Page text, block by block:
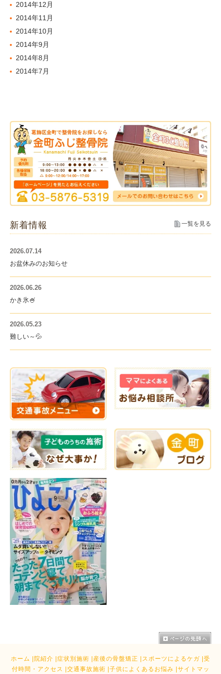
2014年12月
2014年11月
2014年10月
2014年9月
2014年8月
2014年7月
新着情報 一覧を見る
2026.07.14
お盆休みのお知らせ
2026.06.26
かき氷🍧
2026.05.23
難しい～💦
ホーム |院紹介 |症状別施術 | 産後の骨盤矯正 | スポーツによるケガ |受
付時間・アクセス |交通事故施術 |子供によくあるお悩み |サイトマッ